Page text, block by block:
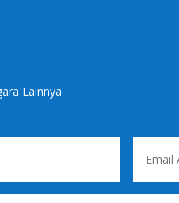
Lainnya